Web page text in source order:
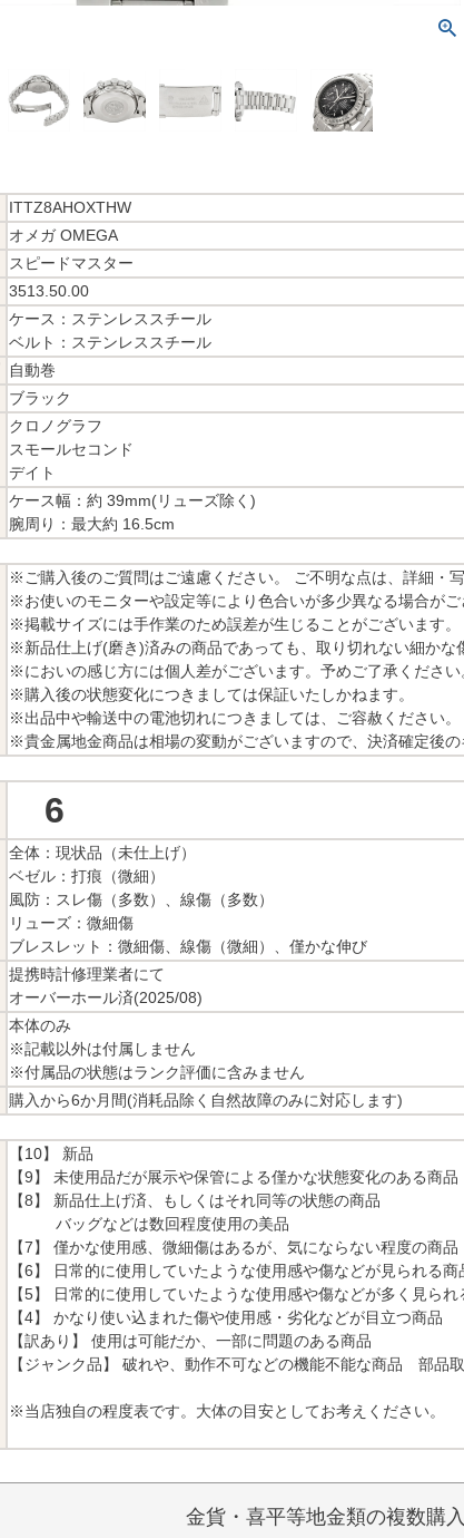
ITTZ8AHOXTHW
オメガ OMEGA
スピードマスター
3513.50.00
ケース：ステンレススチール
ベルト：ステンレススチール
自動巻
ブラック
クロノグラフ
スモールセコンド
デイト
ケース幅：約 39mm(リューズ除く)
腕周り：最大約 16.5cm
※ご購入後のご質問はご遠慮ください。 ご不明な点は、詳細・
※お使いのモニターや設定等により色合いが多少異なる場合が
※掲載サイズには手作業のため誤差が生じることがございます。
※新品仕上げ(磨き)済みの商品であっても、取り切れない細かな
※においの感じ方には個人差がございます。予めご了承ください
※購入後の状態変化につきましては保証いたしかねます。
※出品中や輸送中の電池切れにつきましては、ご容赦ください。
※貴金属地金商品は相場の変動がございますので、決済確定後
6
全体：現状品（未仕上げ）
ベゼル：打痕（微細）
風防：スレ傷（多数）、線傷（多数）
リューズ：微細傷
ブレスレット：微細傷、線傷（微細）、僅かな伸び
提携時計修理業者にて
オーバーホール済(2025/08)
本体のみ
※記載以外は付属しません
※付属品の状態はランク評価に含みません
購入から6か月間(消耗品除く自然故障のみに対応します)
【10】 新品
【9】 未使用品だが展示や保管による僅かな状態変化のある商品
【8】 新品仕上げ済、もしくはそれ同等の状態の商品
バッグなどは数回程度使用の美品
【7】 僅かな使用感、微細傷はあるが、気にならない程度の商品
【6】 日常的に使用していたような使用感や傷などが見られる商
【5】 日常的に使用していたような使用感や傷などが多く見られ
【4】 かなり使い込まれた傷や使用感・劣化などが目立つ商品
【訳あり】 使用は可能だか、一部に問題のある商品
【ジャンク品】 破れや、動作不可などの機能不能な商品 部品
※当店独自の程度表です。大体の目安としてお考えください。
金貨・喜平等地金類の複数購